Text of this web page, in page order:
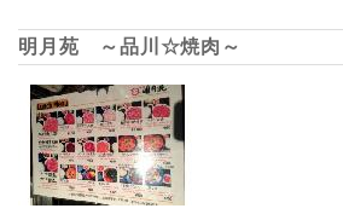
明月苑 ～品川☆焼肉～